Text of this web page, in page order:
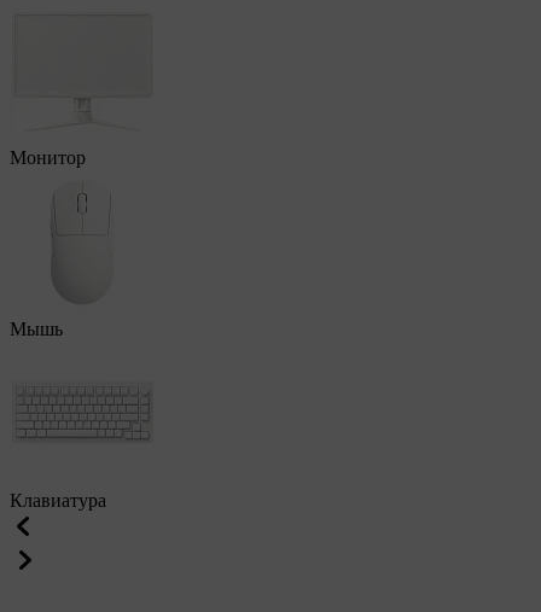
Монитор
Мышь
Клавиатура